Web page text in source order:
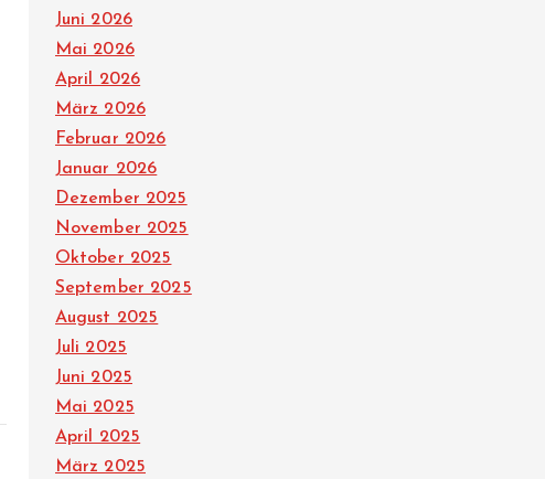
Juni 2026
Mai 2026
April 2026
März 2026
Februar 2026
Januar 2026
Dezember 2025
November 2025
Oktober 2025
September 2025
August 2025
Juli 2025
Juni 2025
Mai 2025
April 2025
März 2025